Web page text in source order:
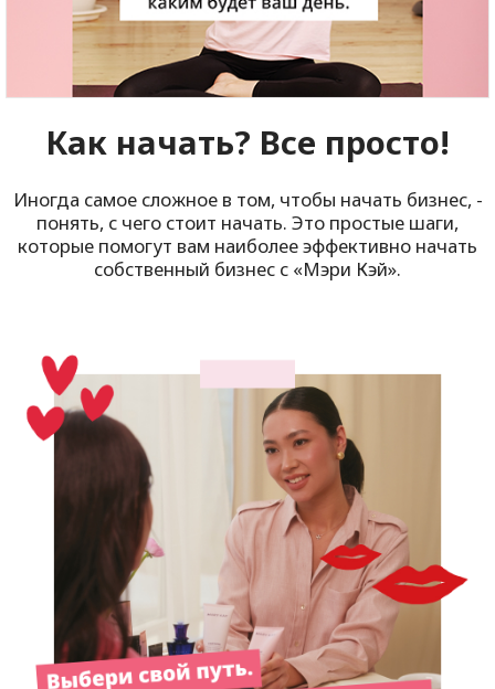
Как начать? Все просто!
Иногда самое сложное в том, чтобы начать бизнес, -
понять, с чего стоит начать. Это простые шаги,
которые помогут вам наиболееэффективно начать
собственный бизнес с «Мэри Кэй».